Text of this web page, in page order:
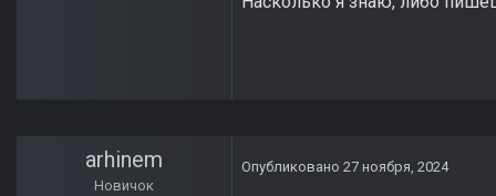
arhinem
Новичок
Опубликовано 27 ноября, 2024